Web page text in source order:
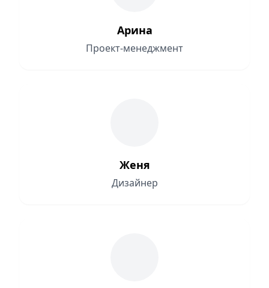
Арина
Проект-менеджмент
Женя
Дизайнер